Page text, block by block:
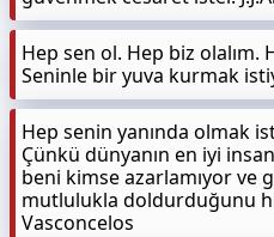
Hep sen ol. Hep biz olalım.
Seninle bir yuva kurmak
Hep senin yanında olmak
Çünkü dünyanın en iyi
beni kimse azarlamıyor ve
mutlulukla doldurduğunu
Vasconcelos